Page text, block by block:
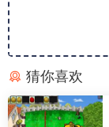
猜你喜欢